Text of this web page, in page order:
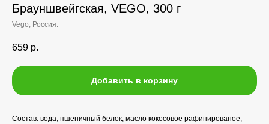
Брауншвейгская, VEGO, 300 г
Vego, Россия.
659 р.
Добавить в корзину
Состав: вода, пшеничный белок, масло кокосовое рафинированое,